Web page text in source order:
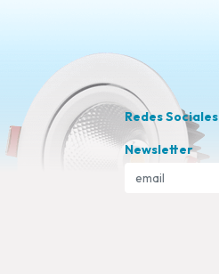
Redes Sociales
Newsletter